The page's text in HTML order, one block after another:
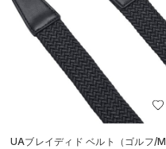
UAブレイディド ベルト（ゴルフ/M